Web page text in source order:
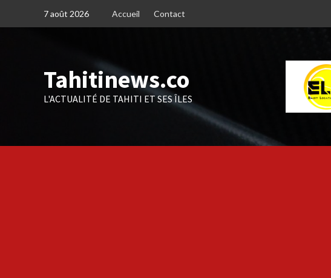
7 août 2026 Accueil Contact
Tahitinews.co
L'ACTUALITÉ DE TAHITI ET SES ÎLES